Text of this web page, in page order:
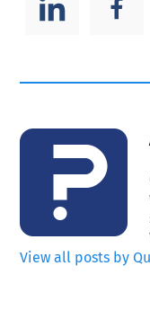
View all posts by